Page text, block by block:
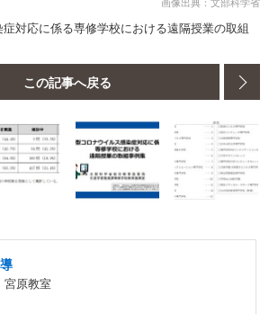
画像出典：文部科学省
対応に係る専修学校における遠隔授業の取組
この記事へ戻る
宮原教室